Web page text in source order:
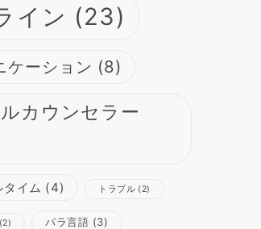
イン (23)
ケーション (8)
カウンセラー
タイム (4) トラブル (2)
(2) パラ言語 (3)